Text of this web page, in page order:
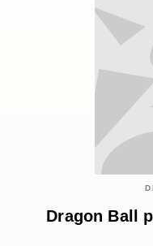
Dragon Ball